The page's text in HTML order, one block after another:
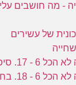
- מה חושבים